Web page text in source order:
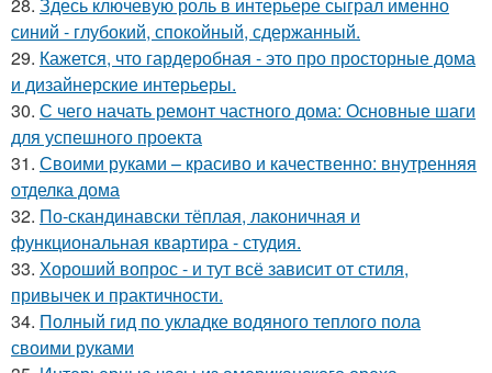
синий - глубокий, спокойный, сдержанный.
29. Кажется, что гардеробная - это про просторные дома
и дизайнерские интерьеры.
30. С чего начать ремонт частного дома: Основные шаги
для успешного проекта
31. Своими руками – красиво и качественно: внутренняя
отделка дома
32. По-скандинавски тёплая, лаконичная и
функциональная квартира - студия.
33. Хороший вопрос - и тут всё зависит от стиля,
привычек и практичности.
34. Полный гид по укладке водяного теплого пола
своими руками